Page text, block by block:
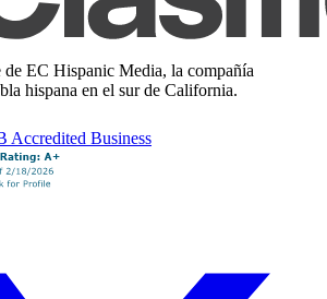
EC Hispanic Media, la compañía
hispana en el sur de California.
Accredited Business